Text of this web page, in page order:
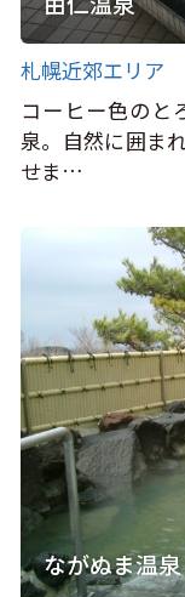
札幌近郊エリア
コーヒー色のと
泉。自然に囲ま
せま…
ながぬま温泉